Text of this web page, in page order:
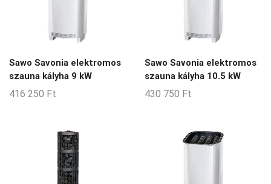
Sawo Savonia elektromos
szauna kályha 9 kW
416 250 Ft
Sawo Savonia elektromos
szauna kályha 10.5 kW
430 750 Ft